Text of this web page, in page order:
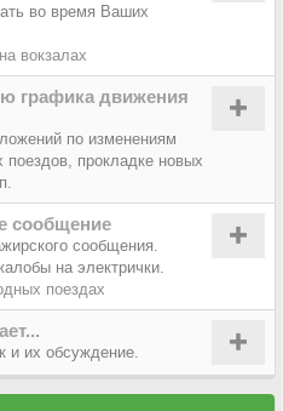
во время Ваших
вокзалах
графика движения
по изменениям
прокладке новых
сообщение
сообщения.
на электрички.
поездах
и их обсуждение.